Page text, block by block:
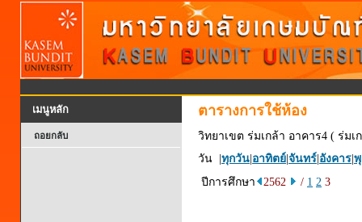
เมนูหลัก
ถอยกลับ
ตารางการใช้ห้อง
วิทยาเขต ร่มเกล้า อาคาร4 ( ร่มเ
วัน | ทุกวัน อาทิตย์ จันทร์ อังคาร
ปีการศึกษา
2562 / 1 2 3